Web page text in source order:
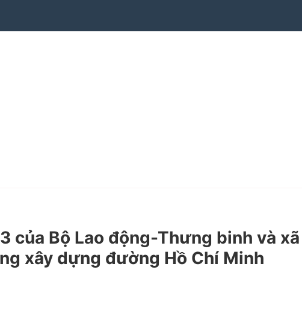
của Bộ Lao động-Thưng binh và xã
xây dựng đường Hồ Chí Minh